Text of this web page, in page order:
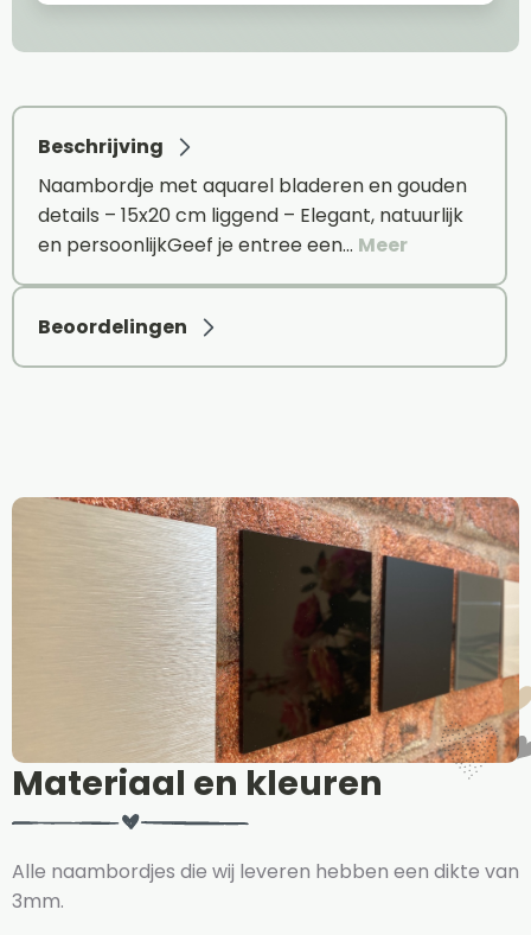
Beschrijving
Naambordje met aquarel bladeren en gouden
details – 15x20 cm liggend – Elegant, natuurlijk
en persoonlijkGeef je entree een… Meer
Beoordelingen
Materiaal en kleuren
Alle naambordjes die wij leveren hebben een dikte van
3mm.